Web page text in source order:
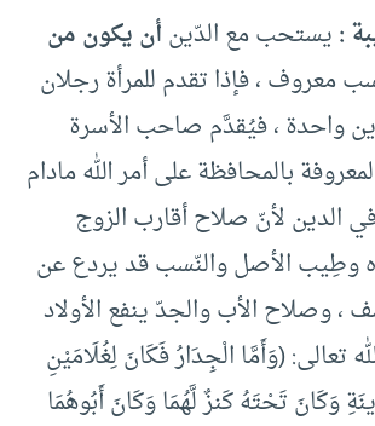
يستحب مع الدّينأن يكون من
معروف ، فإذا تقدم للمرأة رجلان
واحدة ، فيُقدَّم صاحب الأسرة
بالمحافظة على أمر الله مادام
الدين لأنّ صلاح أقارب الزوج
وطِيب الأصل والنّسب قد يردع عن
، وصلاح الأب والجدّ ينفع الأولاد
تعالى: (وَأَمَّا الْجِدَارُ فَكَانَ لِغُلَامَيْنِ
وَكَانَ تَحْتَهُ كَنزٌ لَّهُمَا وَكَانَ أَبُوهُمَا